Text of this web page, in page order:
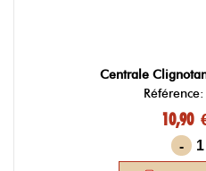
Centrale
10,90
-